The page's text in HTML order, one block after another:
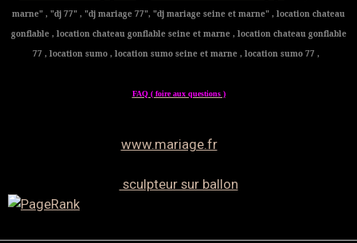
marne" , "dj 77" , "dj mariage 77", "dj mariage seine et marne" , location chateau
gonflable , location chateau gonflable seine et marne , location chateau gonflable
77 , location sumo , location sumo seine et marne , location sumo 77 ,
FAQ ( foire aux questions )
www.mariage.fr
sculpteur sur ballon